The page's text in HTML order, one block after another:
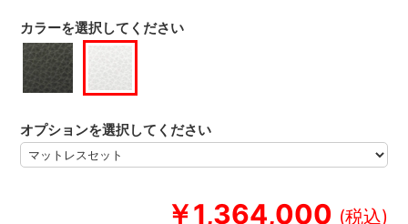
￥1,364,000
カラーを選択してください
オプションを選択してください